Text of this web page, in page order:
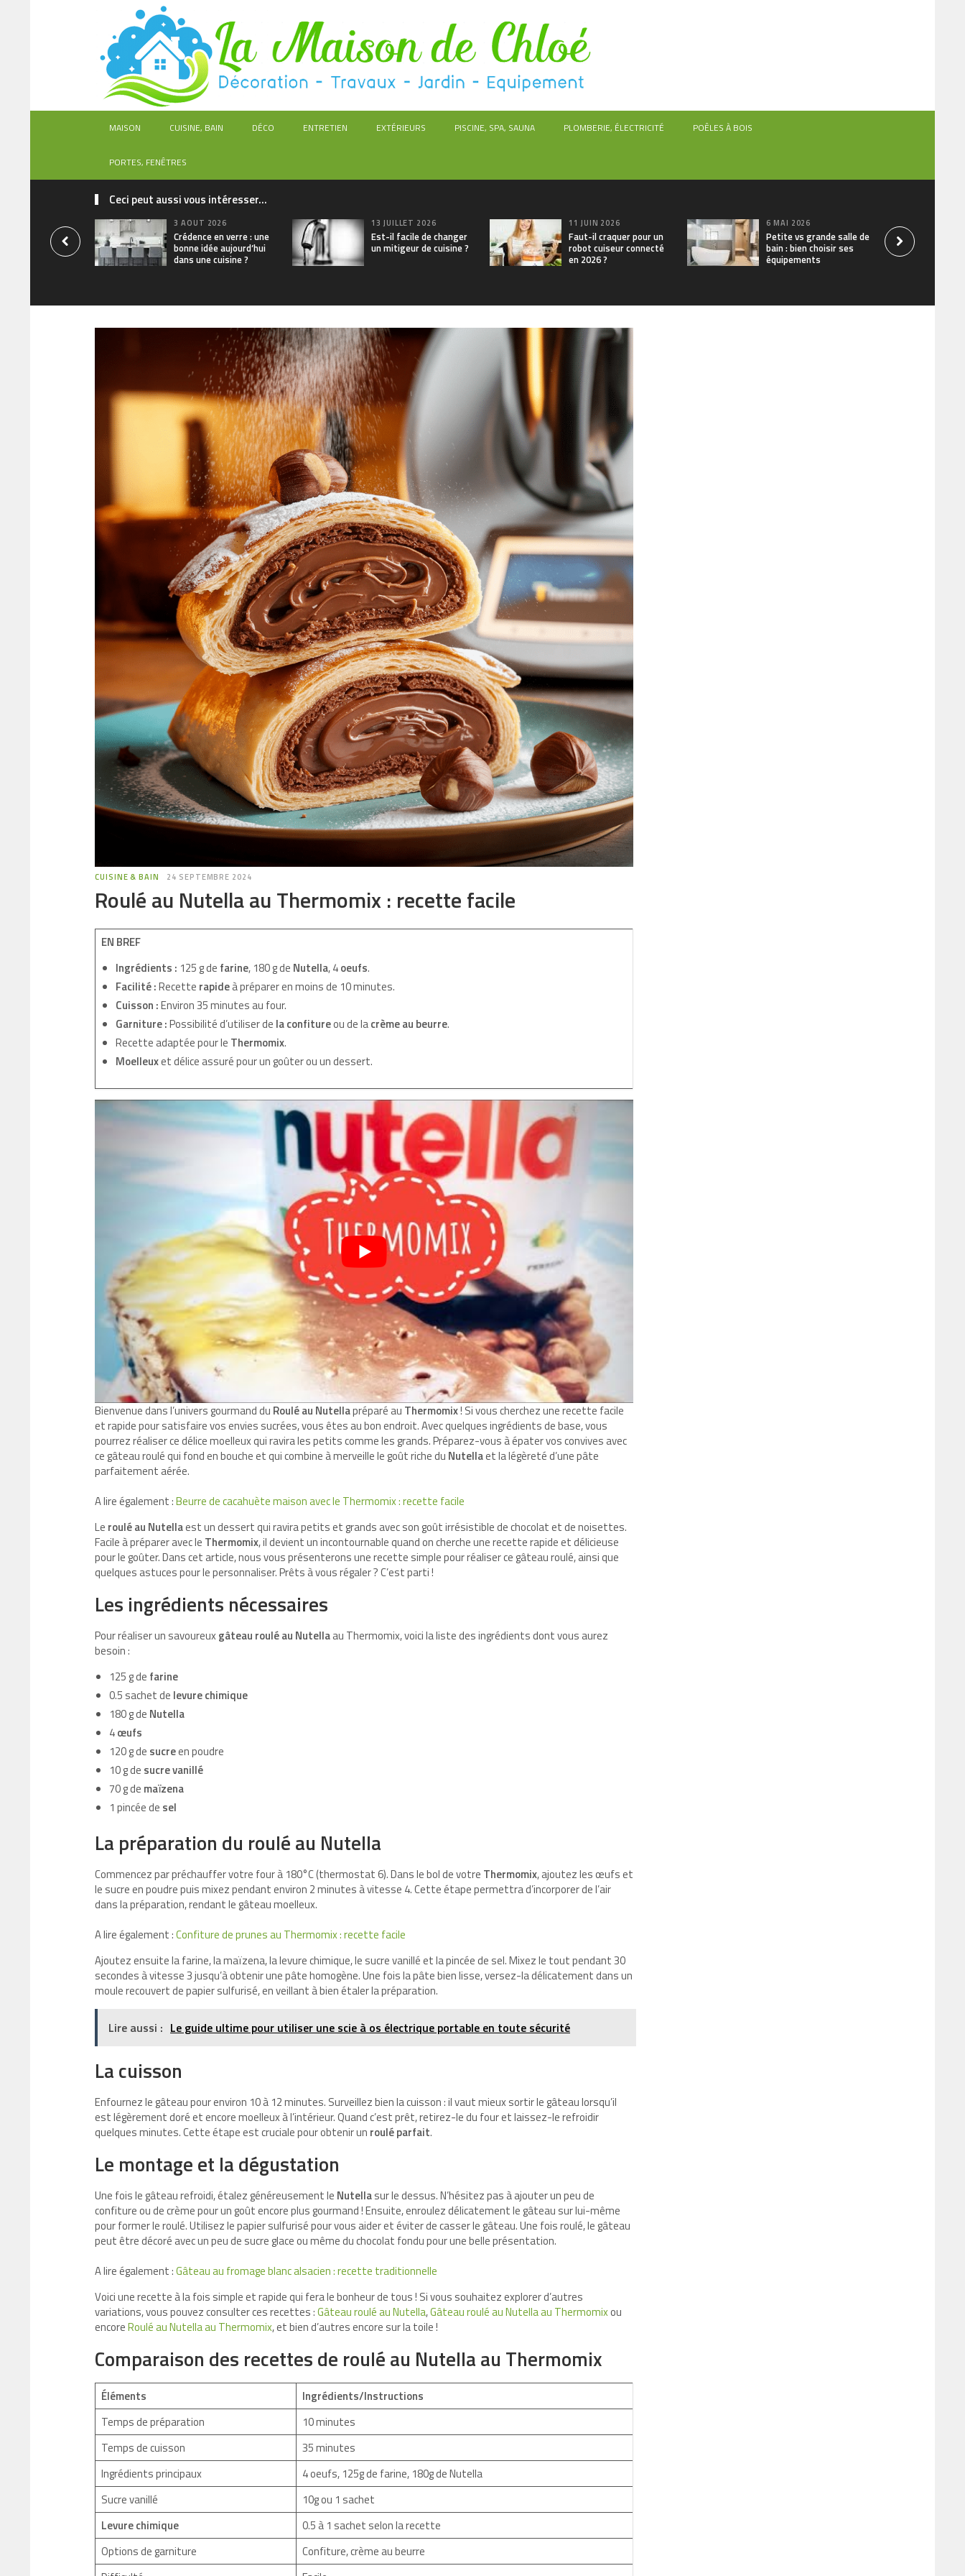
MAISON CUISINE, BAIN DÉCO ENTRETIEN EXTÉRIEURS PISCINE, SPA, SAUNA PLOMBERIE, ÉLECTRICITÉ POÊLES À BOIS
PORTES, FENÊTRES
Ceci peut aussi vous intéresser...
3 AOÛT 2026
Crédence en verre : une
bonne idée aujourd’hui
dans une cuisine ?
13 JUILLET 2026
Est-il facile de changer
un mitigeur de cuisine ?
11 JUIN 2026
Faut-il craquer pour un
robot cuiseur connecté
en 2026 ?
6 MAI 2026
Petite vs grande salle de
bain : bien choisir ses
équipements
CUISINE & BAIN 24 SEPTEMBRE 2024
Roulé au Nutella au Thermomix : recette facile
EN BREF
Ingrédients : 125 g de farine, 180 g de Nutella, 4oeufs.
Facilité :Recette rapideà préparer en moins de 10 minutes.
Cuisson :Environ 35 minutes au four.
Garniture :Possibilité d’utiliser de la confitureou de lacrème au beurre.
Recette adaptée pour le Thermomix.
Moelleuxet délice assuré pour un goûter ou un dessert.
Bienvenue dans l’univers gourmand du Roulé au Nutellapréparé au Thermomix! Si vous cherchez une recette facile
et rapide pour satisfaire vos envies sucrées, vous êtes au bon endroit. Avec quelques ingrédients de base, vous
pourrez réaliser ce délice moelleux qui ravira les petits comme les grands. Préparez-vous à épater vos convives avec
ce gâteau roulé qui fond en bouche et qui combine à merveille le goût riche du Nutellaet la légèreté d’une pâte
parfaitement aérée.
A lire également :Beurre de cacahuète maison avec le Thermomix : recette facile
Le roulé au Nutellaest un dessert qui ravira petits et grands avec son goût irrésistible de chocolat et de noisettes.
Facile à préparer avec le Thermomix, il devient un incontournable quand on cherche une recette rapide et délicieuse
pour le goûter. Dans cet article, nous vous présenterons une recette simple pour réaliser ce gâteau roulé, ainsi que
quelques astuces pour le personnaliser. Prêts à vous régaler ? C’est parti !
Les ingrédients nécessaires
Pour réaliser un savoureuxgâteau roulé au Nutellaau Thermomix, voici la liste des ingrédients dont vous aurez
besoin :
125 g de farine
0.5 sachet de levure chimique
180 g de Nutella
4œufs
120 g de sucreen poudre
10 g de sucre vanillé
70 g de maïzena
1 pincée de sel
La préparation du roulé au Nutella
Commencez par préchauffer votre four à 180°C (thermostat 6). Dans le bol de votre Thermomix, ajoutez les œufs et
le sucre en poudre puis mixez pendant environ 2 minutes à vitesse 4. Cette étape permettra d’incorporer de l’air
dans la préparation, rendant le gâteau moelleux.
A lire également :Confiture de prunes au Thermomix : recette facile
Ajoutez ensuite la farine, la maïzena, la levure chimique, le sucre vanillé et la pincée de sel. Mixez le tout pendant 30
secondes à vitesse 3 jusqu’à obtenir une pâte homogène. Une fois la pâte bien lisse, versez-la délicatement dans un
moule recouvert de papier sulfurisé, en veillant à bien étaler la préparation.
Lire aussi : Le guide ultime pour utiliser une scie à os électrique portable en toute sécurité
La cuisson
Enfournez le gâteau pour environ 10 à 12 minutes. Surveillez bien la cuisson : il vaut mieux sortir le gâteau lorsqu’il
est légèrement doré et encore moelleux à l’intérieur. Quand c’est prêt, retirez-le du four et laissez-le refroidir
quelques minutes. Cette étape est cruciale pour obtenir un roulé parfait.
Le montage et la dégustation
Une fois le gâteau refroidi, étalez généreusement le Nutellasur le dessus. N’hésitez pas à ajouter un peu de
confiture ou de crème pour un goût encore plus gourmand ! Ensuite, enroulez délicatement le gâteau sur lui-même
pour former le roulé. Utilisez le papier sulfurisé pour vous aider et éviter de casser le gâteau. Une fois roulé, le gâteau
peut être décoré avec un peu de sucre glace ou même du chocolat fondu pour une belle présentation.
A lire également :Gâteau au fromage blanc alsacien : recette traditionnelle
Voici une recette à la fois simple et rapide qui fera le bonheur de tous ! Si vous souhaitez explorer d’autres
variations, vous pouvez consulter ces recettes :Gâteau roulé au Nutella,Gâteau roulé au Nutella au Thermomixou
encoreRoulé au Nutella au Thermomix, et bien d’autres encore sur la toile !
Comparaison des recettes de roulé au Nutella au Thermomix
Éléments
Ingrédients/Instructions
Temps de préparation
10 minutes
Temps de cuisson
35 minutes
Ingrédients principaux
4 oeufs, 125g de farine, 180g de Nutella
Sucre vanillé
10g ou 1 sachet
Levure chimique
0.5 à 1 sachet selon la recette
Options de garniture
Confiture, crème au beurre